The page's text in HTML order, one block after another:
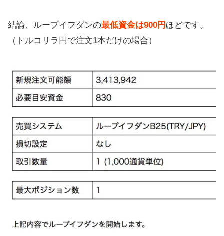
結論、ループイフダンの最低資金は900円 ほどです。
（トルコリラ円で注文1本だけの場合）